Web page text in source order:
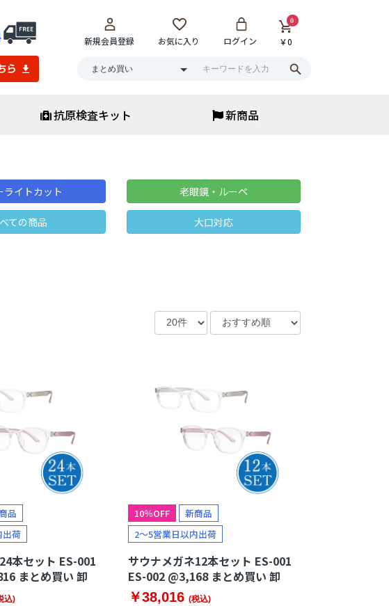
新規会員登録 お気に入り ログイン
0
￥0
水
花粉保湿メガネ
ブルーライトカット
サングラス ▼
寝具・ベッド
マットレス・敷布団
敷きパッド
抗原検査キット 新商品
ライトカット 老眼鏡・ルーペ
ての商品 大口対応
品
出荷
本セット ES-001
まとめ買い 卸
込)
10％OFF
新商品
2～5営業日以内出荷
サウナメガネ12本セット ES-001
ES-002 @3,168 まとめ買い 卸
￥38,016 (税込)